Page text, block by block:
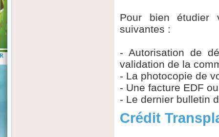
Pour bien étudier
suivantes :
- Autorisation de
validation de la
- La photocopie de
- Une facture EDF
- Le dernier bulletin
Crédit